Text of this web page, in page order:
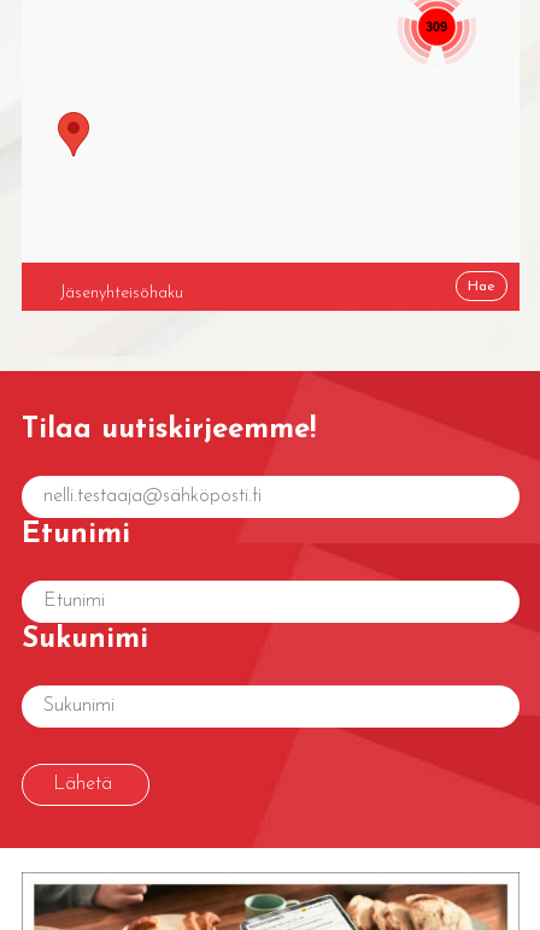
309
Tilaa uutiskirjeemme!
Etunimi
Sukunimi
Lähetä